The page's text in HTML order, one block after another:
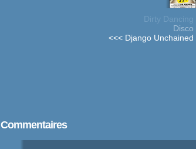
Dirty Dancing
Disco
<<< Django Unchained
Commentaires